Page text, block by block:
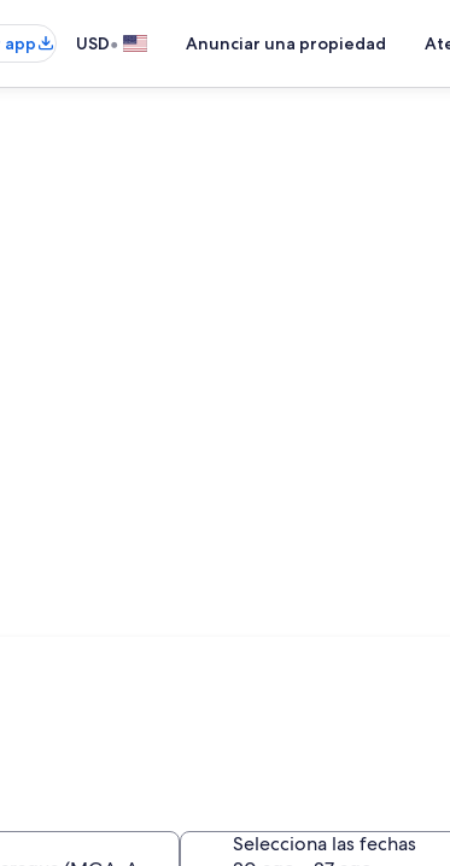
USD• Anunciar una propiedad
Selecciona las fechas